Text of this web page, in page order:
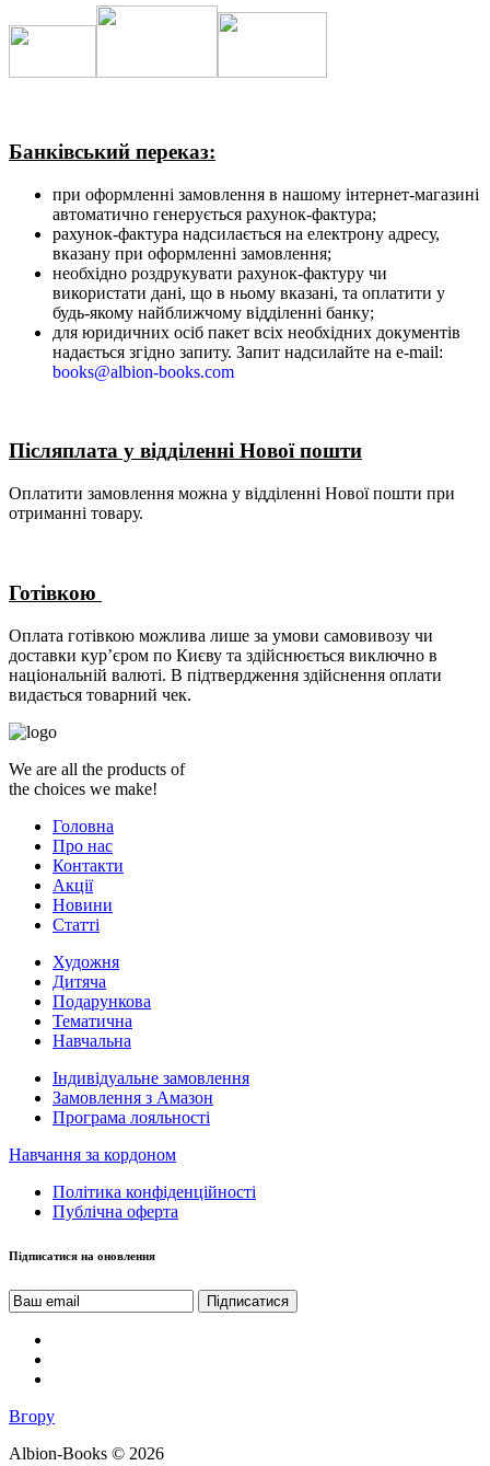
Банківський переказ:
при оформленні замовлення в нашому інтернет-магазині
автоматично генерується рахунок-фактура;
рахунок-фактура надсилається на електрону адресу,
вказану при оформленні замовлення;
необхідно роздрукувати рахунок-фактуру чи
використати дані, що в ньому вказані, та оплатити у
будь-якому найближчому відділенні банку;
для юридичних осіб пакет всіх необхідних документів
надається згідно запиту. Запит надсилайте на е-mail:
books@albion-books.com
Післяплата у відділенні Нової пошти
Оплатити замовлення можна у відділенні Нової пошти при
отриманні товару.
Готівкою
Оплата готівкою можлива лише за умови самовивозу чи
доставки кур’єром по Києву та здійснюється виключно в
національній валюті. В підтвердження здійснення оплати
видається товарний чек.
We are all the products of
the choices we make!
Головна
Про нас
Контакти
Акції
Новини
Статті
Художня
Дитяча
Подарункова
Тематична
Навчальна
Індивідуальне замовлення
Замовлення з Амазон
Програма лояльності
Навчання за кордоном
Політика конфіденційності
Публічна оферта
Підписатися на оновлення
Вгору
Albion-Books © 2026